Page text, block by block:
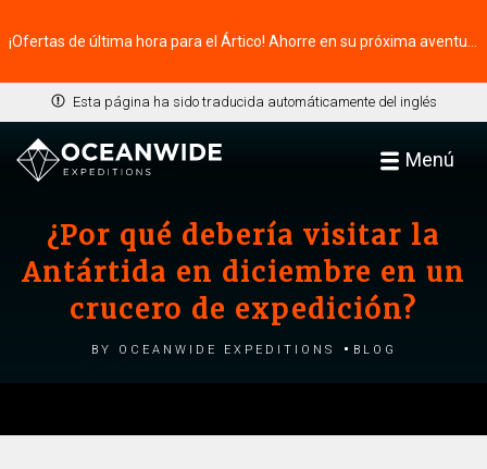
Esta página ha sido traducida automáticamente del inglés
Menú
¿Por qué debería visitar la
Antártida en diciembre en un
crucero de expedición?
by Oceanwide Expeditions Blog